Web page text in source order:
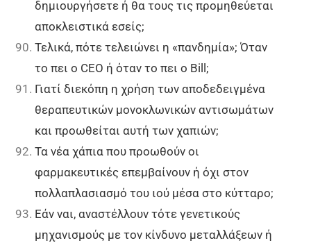
δημιουργήσετε ή θα τους τις προμηθεύεται
αποκλειστικά εσείς;
Τελικά, πότε τελειώνει η «πανδημία»; Όταν
το πει ο CEO ή όταν το πει ο Bill;
Γιατί διεκόπη η χρήση των αποδεδειγμένα
θεραπευτικών μονοκλωνικών αντισωμάτων
και προωθείται αυτή των χαπιών;
Τα νέα χάπια που προωθούν οι
φαρμακευτικές επεμβαίνουν ή όχι στον
πολλαπλασιασμό του ιού μέσα στο κύτταρο;
Εάν ναι, αναστέλλουν τότε γενετικούς
μηχανισμούς με τον κίνδυνο μεταλλάξεων ή